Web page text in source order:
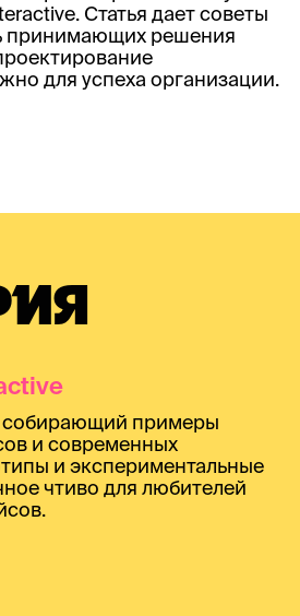
собирающий примеры
и современных
и экспериментальные
чтиво для любителей
Статья дает советы
принимающих решения
для успеха организации.